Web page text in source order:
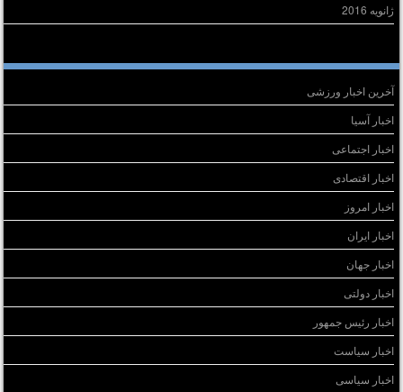
ژانویه 2016
آخرین اخبار ورزشی
اخبار آسیا
اخبار اجتماعی
اخبار اقتصادی
اخبار امروز
اخبار ایران
اخبار جهان
اخبار دولتی
اخبار رئیس جمهور
اخبار سیاست
اخبار سیاسی